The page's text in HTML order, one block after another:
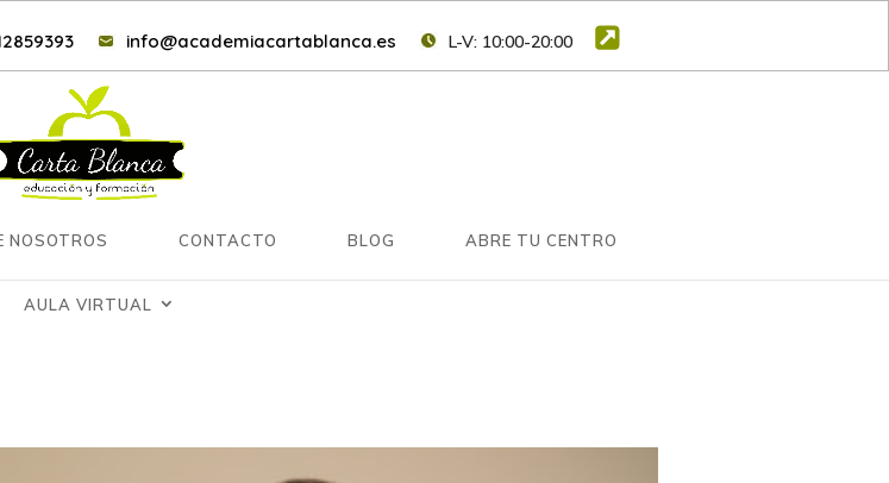
info@academiacartablanca.es L-V: 10:00-20:00
NOSOTROS CONTACTO BLOG ABRE TU CENTRO
AULA VIRTUAL